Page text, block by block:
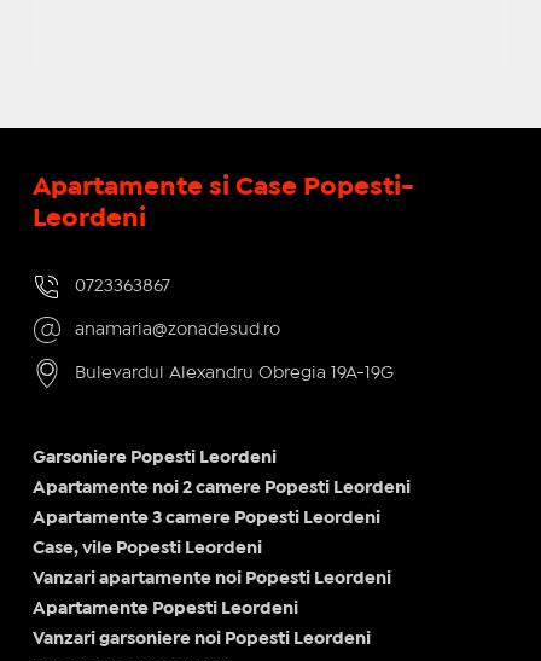
Apartamente si Case Popesti-
Leordeni
0723363867
anamaria@zonadesud.ro
Bulevardul Alexandru Obregia 19A-19G
Garsoniere Popesti Leordeni
Apartamente noi 2 camere Popesti Leordeni
Apartamente 3 camere Popesti Leordeni
Case, vile Popesti Leordeni
Vanzari apartamente noi Popesti Leordeni
Apartamente Popesti Leordeni
Vanzari garsoniere noi Popesti Leordeni